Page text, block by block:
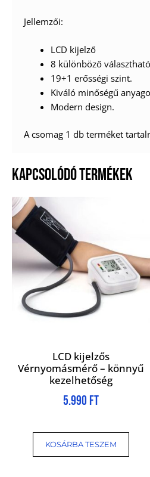
Jellemzői:
LCD kijelző
8 különböző
19+1 erősségi szint.
Kiváló minőségű
Modern design.
A csomag 1 db terméket
KAPCSOLÓDÓ TERMÉKEK
LCD kijelzős
Vérnyomásmérő – könnyű
kezelhetőség
5.990 Ft
KOSÁRBA TESZEM